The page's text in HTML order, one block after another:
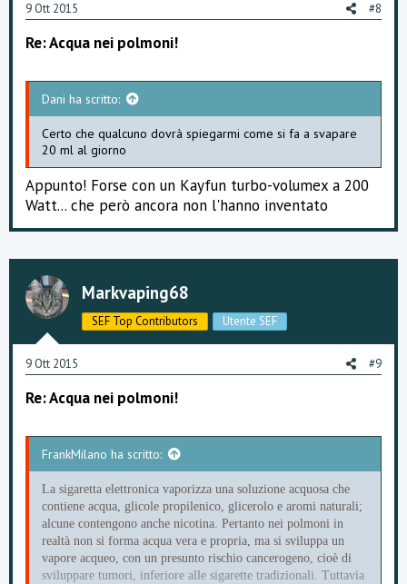
9 Ott 2015 #8
Re: Acqua nei polmoni!
Dani ha scritto:
Certo che qualcuno dovrà spiegarmi come si fa a svapare
20 ml al giorno
Appunto! Forse con un Kayfun turbo-volumex a 200
Watt... che però ancora non l'hanno inventato
Markvaping68
SEF Top Contributors Utente SEF
9 Ott 2015 #9
Re: Acqua nei polmoni!
FrankMilano ha scritto:
La sigaretta elettronica vaporizza una soluzione acquosa che
contiene acqua, glicole propilenico, glicerolo e aromi naturali;
alcune contengono anche nicotina. Pertanto nei polmoni in
realtà non si forma acqua vera e propria, ma si sviluppa un
vapore acqueo, con un presunto rischio cancerogeno, cioè di
sviluppare tumori, inferiore alle sigarette tradizionali. Tuttavia